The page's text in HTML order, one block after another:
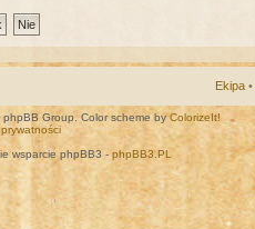
Ekipa •
Group. Color scheme byColorizeIt!
wsparcie phpBB3 -phpBB3.PL